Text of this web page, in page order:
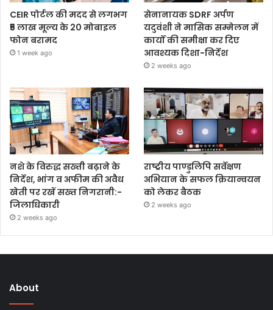
CEIR पोर्टल की मदद से लगभग
₹5 लाख मूल्य के 20 मोबाइल
फोन बरामद
1 week ago
सेनानायक SDRF अर्पण
यदुवंशी ने मासिक सम्मेलन में
कार्यों की समीक्षा कर दिए
आवश्यक दिशा-निर्देश
2 weeks ago
नशे के विरुद्ध सख्ती बढ़ाने के
निर्देश, भांग व अफीम की अवैध
खेती पर रखें सख्त निगरानी:-
जिलाधिकारी
2 weeks ago
राष्ट्रीय पाण्डुलिपि सर्वेक्षण
अभियान के सफल क्रियान्वयन
को लेकर बैठक
2 weeks ago
About